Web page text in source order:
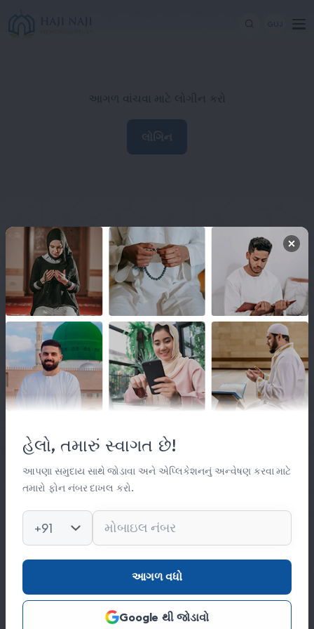
GUJ
લોગિન
Haji Naji Memorial Trust
લિંક્સ
સંસ્થા વિષે
સંપર્ક
કિતાબ લાઈબ્રેરી
ફોટો ગેલેરી
સંપર્ક
0278 251 0056
hajinajitrust@gmail.com
હેલો, તમારું સ્વાગત છે!
આપણા સમુદાય સાથે જોડાવા અને એપ્લિકેશનનું અન્વેષણ કરવા માટે
તમારો ફોન નંબર દાખલ કરો.
+91
આગળ વધો
Google થી જોડાવો